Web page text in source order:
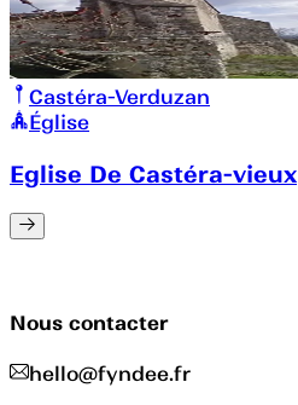
Castéra-Verduzan
Église
Eglise De Castéra-vieux
Nous contacter
hello@fyndee.fr